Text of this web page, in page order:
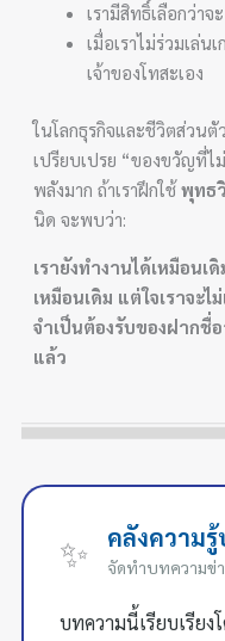
เรามีสิทธิ์เลือกว่า
เมื่อเราไม่ร่วมเล่
เจ้าของโทสะเอง
ในโลกธุรกิจและชีวิตส่วนตั
เปรียบเปรย “ของขวัญที่ไ
พลังมาก ถ้าเราฝึกใช้พุทธ
นิด จะพบว่า:
เรายังทำงานได้เหมือนเ
เหมือนเดิม แต่ใจเราจะไ
จำเป็นต้องรับของฝากชื่อ
แล้ว
✨ คลังความ
จัดทำบทความข่า
บทความนี้เรียบเรียง